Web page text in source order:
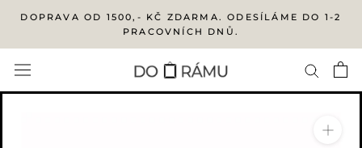
obsah
DOPRAVA OD 1500,- KČ ZDARMA. ODESÍLÁME DO 1-2
PRACOVNÍCH DNŮ.